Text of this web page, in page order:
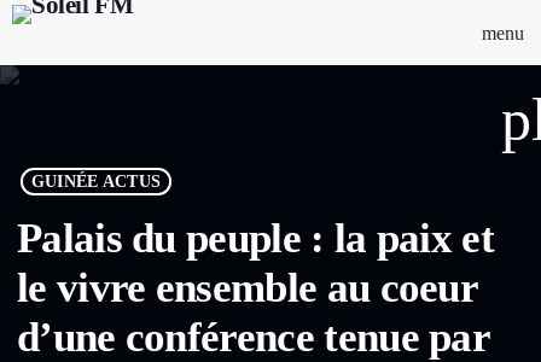
menu
GUINÉE ACTUS
Palais du peuple : la paix et
le vivre ensemble au coeur
d’une conférence tenue par